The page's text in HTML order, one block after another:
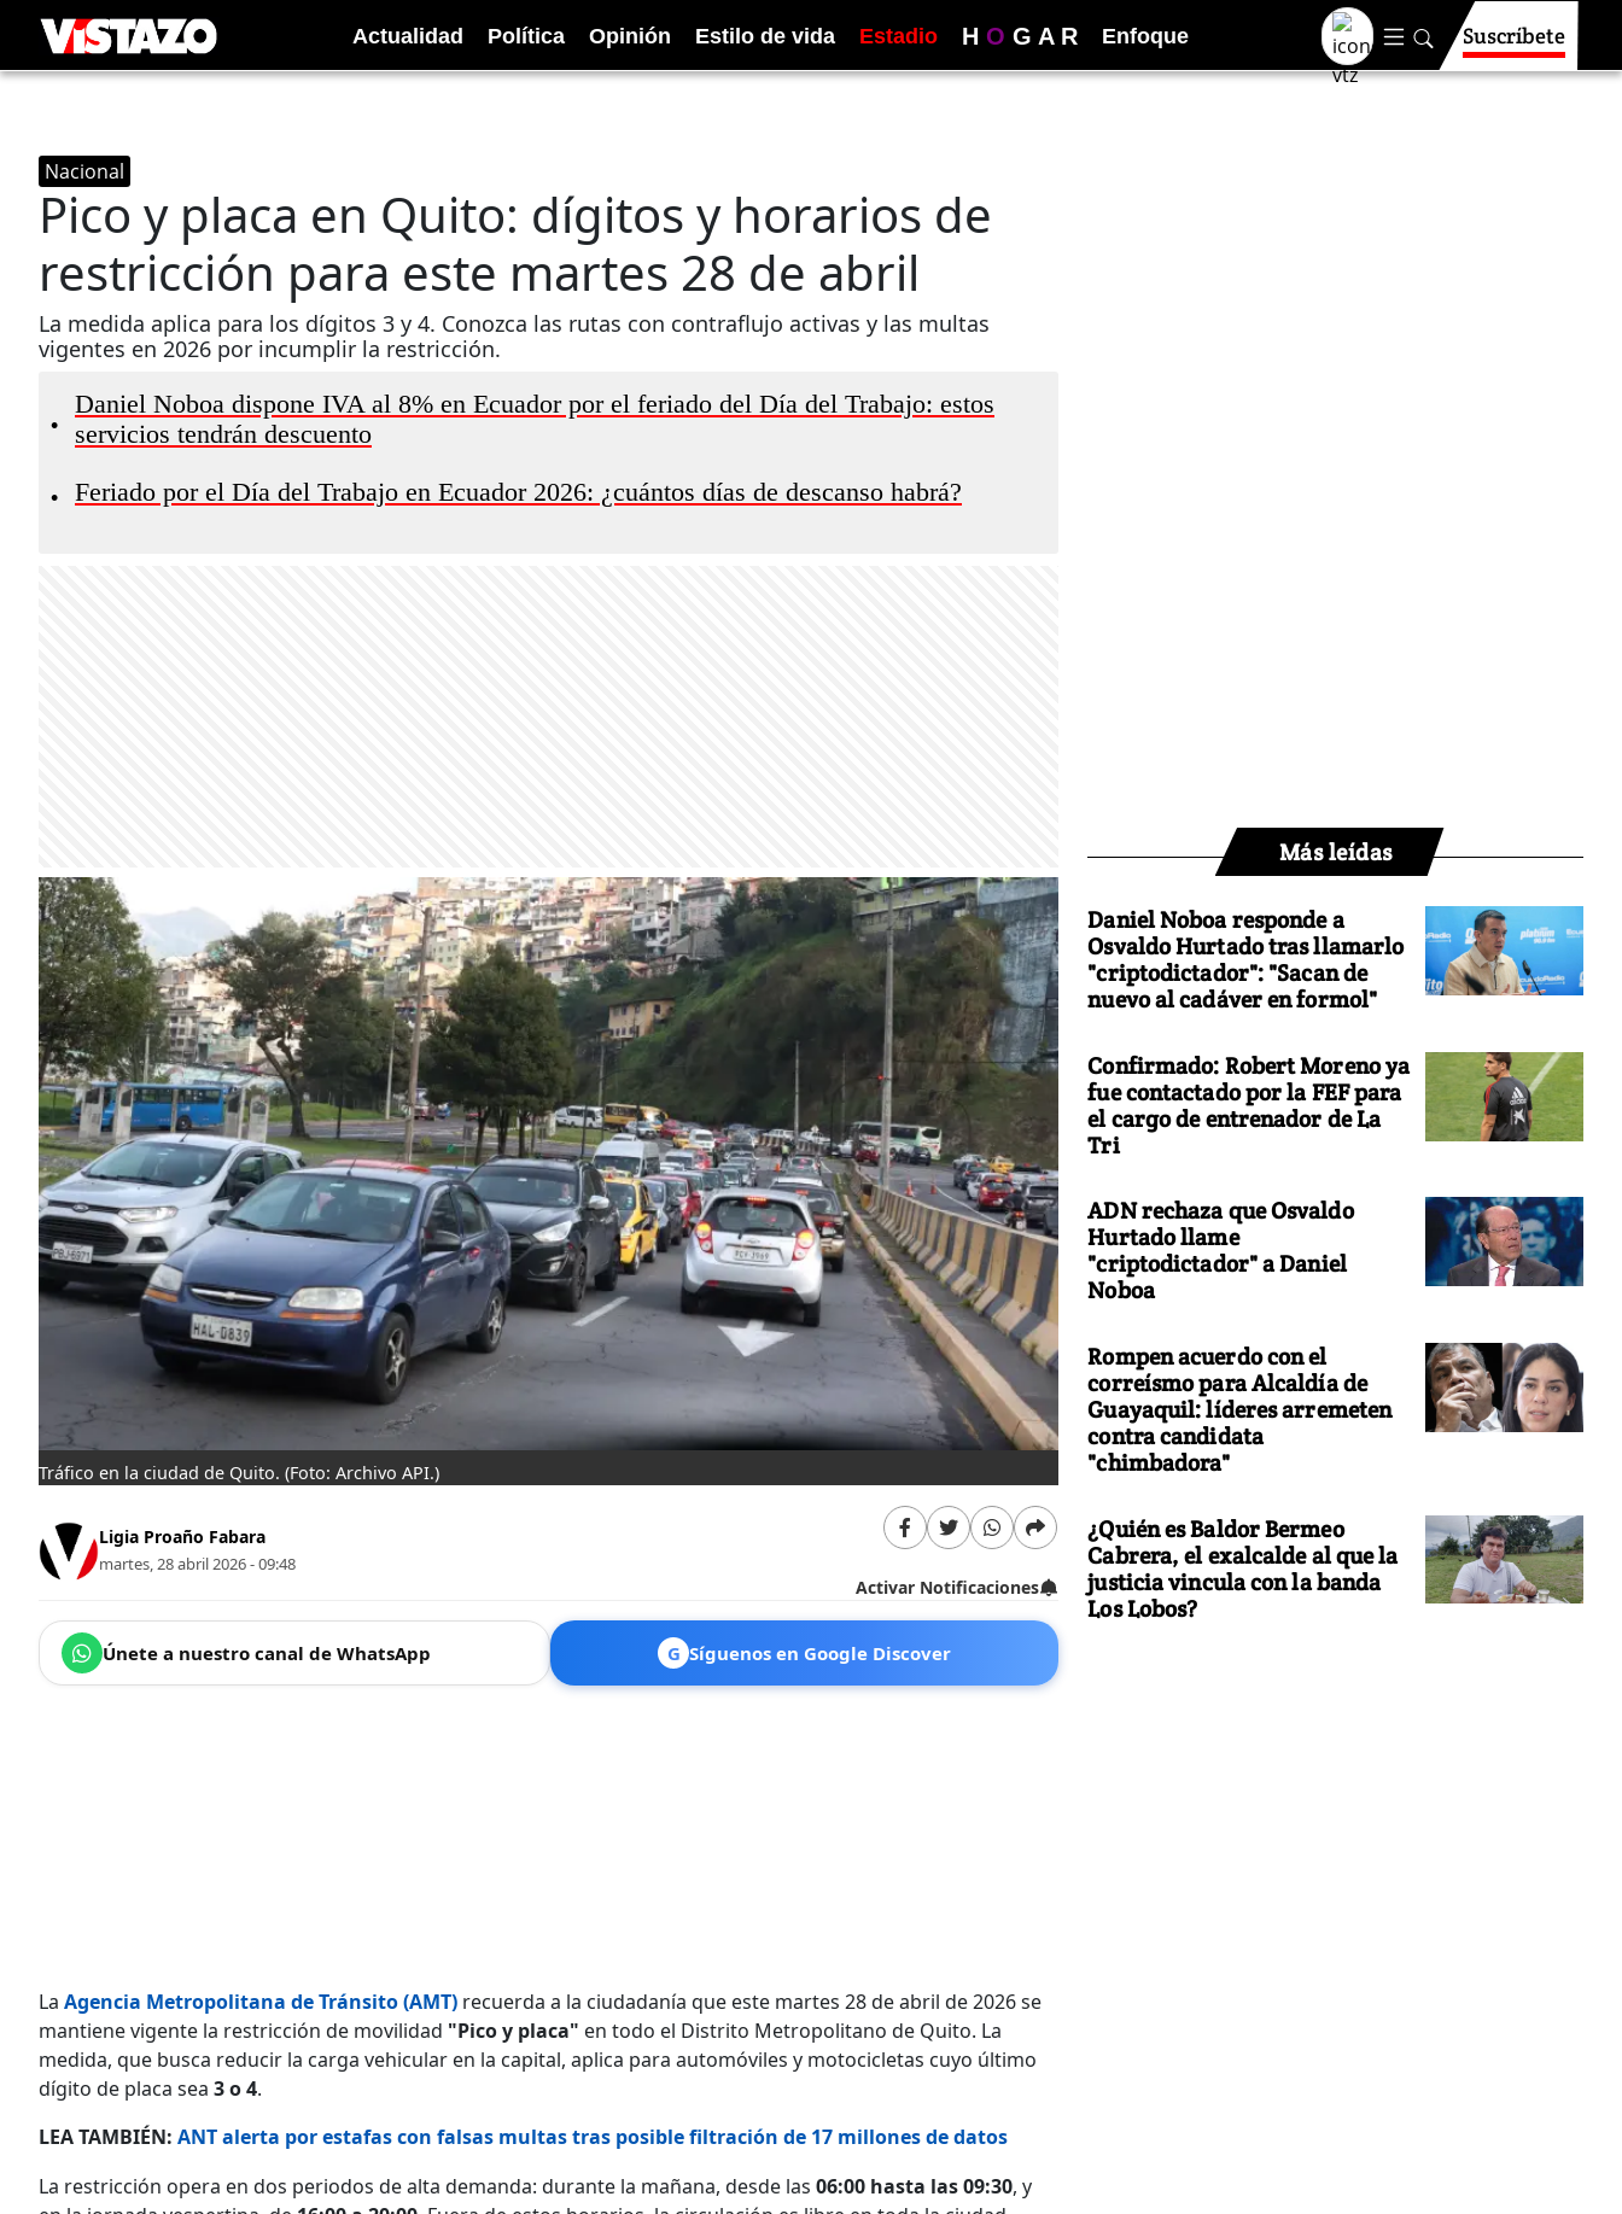
Actualidad Política Opinión Estilo de vida Estadio H O G A R Enfoque Suscríbete
Nacional
Pico y placa en Quito: dígitos y horarios de
restricción para este martes 28 de abril
La medida aplica para los dígitos 3 y 4. Conozca las rutas con contraflujo activas y las multas
vigentes en 2026 por incumplir la restricción.
•
Daniel Noboa dispone IVA al 8% en Ecuador por el feriado del Día del Trabajo: estos
servicios tendrán descuento
• Feriado por el Día del Trabajo en Ecuador 2026: ¿cuántos días de descanso habrá?
Tráfico en la ciudad de Quito. (Foto: Archivo API.)
Ligia Proaño Fabara
martes, 28 abril 2026 - 09:48
Activar Notificaciones
Únete a nuestro canal de WhatsApp G Síguenos en Google Discover
La Agencia Metropolitana de Tránsito (AMT) recuerda a la ciudadanía que este martes 28 de abril de 2026 se
mantiene vigente la restricción de movilidad "Pico y placa" en todo el Distrito Metropolitano de Quito. La
medida, que busca reducir la carga vehicular en la capital, aplica para automóviles y motocicletas cuyo último
dígito de placa sea 3 o 4.
LEA TAMBIÉN: ANT alerta por estafas con falsas multas tras posible filtración de 17 millones de datos
La restricción opera en dos periodos de alta demanda: durante la mañana, desde las 06:00 hasta las 09:30, y
Más leídas
Daniel Noboa responde a
Osvaldo Hurtado tras llamarlo
"criptodictador": "Sacan de
nuevo al cadáver en formol"
Confirmado: Robert Moreno ya
fue contactado por la FEF para
el cargo de entrenador de La
Tri
ADN rechaza que Osvaldo
Hurtado llame
"criptodictador" a Daniel
Noboa
Rompen acuerdo con el
correísmo para Alcaldía de
Guayaquil: líderes arremeten
contra candidata
"chimbadora"
¿Quién es Baldor Bermeo
Cabrera, el exalcalde al que la
justicia vincula con la banda
Los Lobos?